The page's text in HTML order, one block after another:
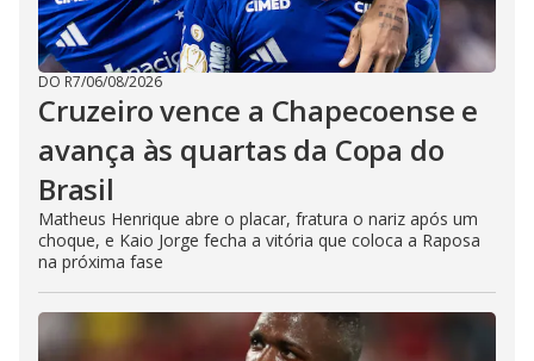
DO R7/06/08/2026
Cruzeiro vence a Chapecoense e
avança às quartas da Copa do
Brasil
Matheus Henrique abre o placar, fratura o nariz após um
choque, e Kaio Jorge fecha a vitória que coloca a Raposa
na próxima fase